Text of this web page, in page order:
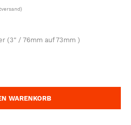
(3" / 76mm auf 73mm )
WARENKORB